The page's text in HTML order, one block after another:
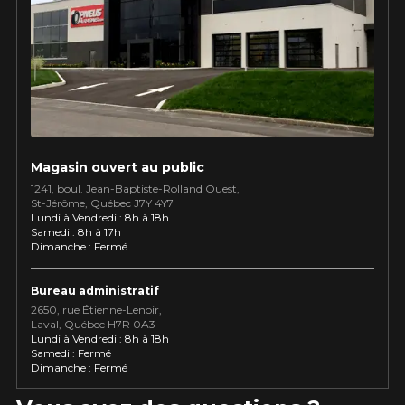
PROMOTIONS EN COURS
véhicule pour une compatibilité
LIVRAISON RAPIDE
Votre ensemble de pneus et jantes vous
sera livré rapidement.
CODE PROMOKUMHO12
DE 4 PNEUS DE MARQUE
Calculateur de décalage de jantes
L'entretien de vos pneus
INFORMATIONS
Qui sommes-nous ?
Procédures d'achat
Méthodes de paiement
Protection contre les hasards routiers
Politique de retour
Foire aux questions
Magasin ouvert au public
1241, boul. Jean-Baptiste-Rolland Ouest,
St⁠-⁠Jérôme, Québec J7Y 4Y7
Lundi à Vendredi : 8h à 18h
Samedi : 8h à 17h
Dimanche : Fermé
Bureau administratif
2650, rue Étienne⁠-⁠Lenoir,
Laval, Québec H7R 0A3
Lundi à Vendredi : 8h à 18h
Samedi : Fermé
Dimanche : Fermé